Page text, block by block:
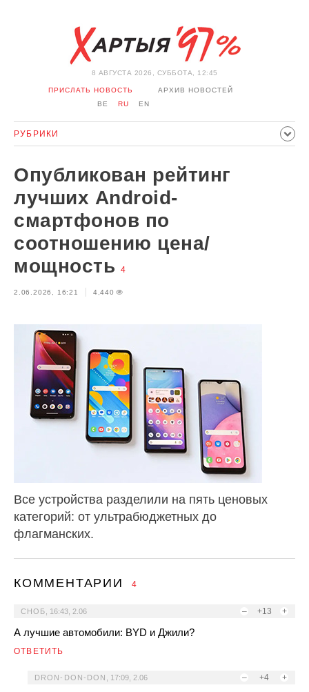
8 АВГУСТА 2026, СУББОТА, 12:45
ПРИСЛАТЬ НОВОСТЬ
АРХИВ НОВОСТЕЙ
BE
RU EN
РУБРИКИ
ПРОИСШЕСТВИЯ СПОРТ КУЛЬТУРА ИСТОРИЯ
МНЕНИЕ ИНТЕРВЬЮ ТЕХНОЛОГИИ
АВТО ОТДЫХ ОБХОД БЛОКИРОВКИ И СОЛИДАРНОСТЬ
КОРОНАВИРУС БЕЛАРУСЬ В НАТО
Опубликован рейтинг
лучших Android-
смартфонов по
соотношению цена/
мощность
4
2.06.2026, 16:21 4,440
Все устройства разделили на пять ценовых
категорий: от ультрабюджетных до
флагманских.
КОММЕНТАРИИ 4
– +13 +
СНОБ 16:43, 2.06
А лучшие автомобили: BYD и Джили?
ОТВЕТИТЬ
– +4 +
DRON-DON-DON 17:09, 2.06